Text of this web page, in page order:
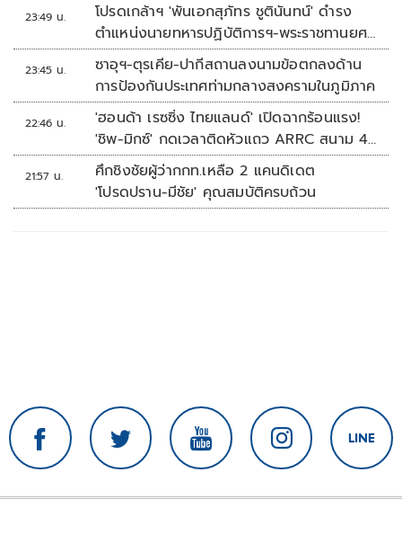
23:49 น.
โปรดเกล้าฯ 'พันเอกสุภัทร ชูตินันทน์' ดำรง
ตำแหน่งนายทหารปฏิบัติการฯ-พระราชทานยศ
'พลตรี'
23:45 น.
ซาอุฯ-ตุรเคีย-ปากีสถานลงนามข้อตกลงด้าน
การป้องกันประเทศท่ามกลางสงครามในภูมิภาค
22:46 น.
'ฮอนด้า เรซซิ่ง ไทยแลนด์' เปิดฉากร้อนแรง!
'ชิพ-มิกซ์' กดเวลาติดหัวแถว ARRC สนาม 4
ที่มัลดาลิกา
21:57 น.
ศึกชิงชัยผู้ว่ากกท.เหลือ 2 แคนดิเดต
'โปรดปราน-มีชัย' คุณสมบัติครบถ้วน